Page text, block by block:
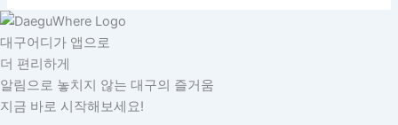
대구어디가 앱으로
더 편리하게
알림으로 놓치지 않는 대구의 즐거움
지금 바로 시작해보세요!